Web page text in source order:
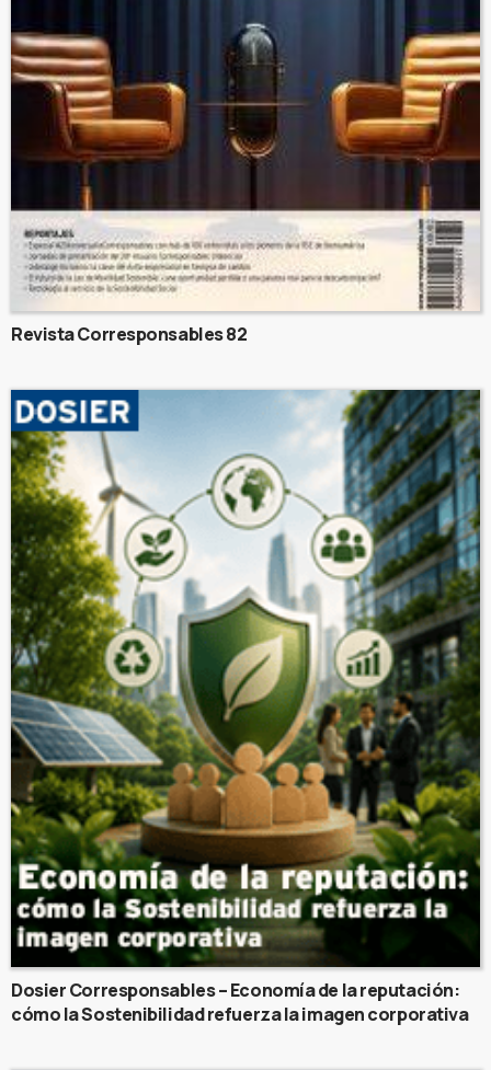
Revista Corresponsables 82
Dosier Corresponsables – Economía de la reputación:
cómo la Sostenibilidad refuerza la imagen corporativa